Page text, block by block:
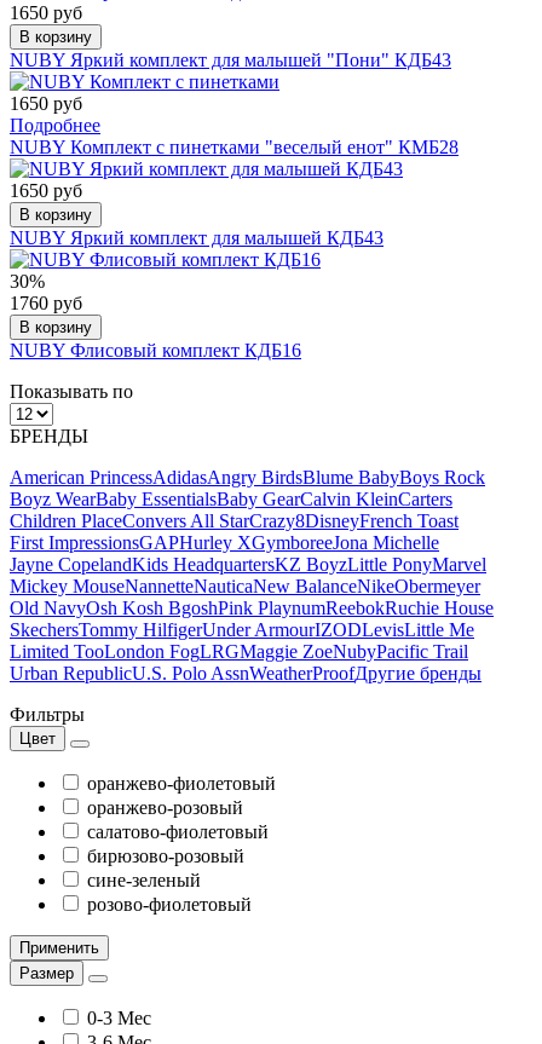
1650 руб
В корзину
NUBY Яркий комплект для малышей "Пони" КДБ43
1650 руб
Подробнее
NUBY Комплект с пинетками "веселый енот" КМБ28
1650 руб
В корзину
NUBY Яркий комплект для малышей КДБ43
30%
1760 руб
В корзину
NUBY Флисовый комплект КДБ16
Показывать по
БРЕНДЫ
American PrincessAdidasAngry BirdsBlume BabyBoys Rock
Boyz WearBaby EssentialsBaby GearCalvin KleinCarters
Children PlaceConvers All StarCrazy8DisneyFrench Toast
First ImpressionsGAPHurley XGymboreeJona Michelle
Jayne CopelandKids HeadquartersKZ BoyzLittle PonyMarvel
Mickey MouseNannetteNauticaNew BalanceNikeObermeyer
Old NavyOsh Kosh BgoshPink PlaynumReebokRuchie House
SkechersTommy HilfigerUnder ArmourIZODLevisLittle Me
Limited TooLondon FogLRGMaggie ZoeNubyPacific Trail
Urban RepublicU.S. Polo AssnWeatherProofДругие бренды
Фильтры
Цвет
оранжево-фиолетовый
оранжево-розовый
салатово-фиолетовый
бирюзово-розовый
сине-зеленый
розово-фиолетовый
Применить
Размер
0-3 Мес